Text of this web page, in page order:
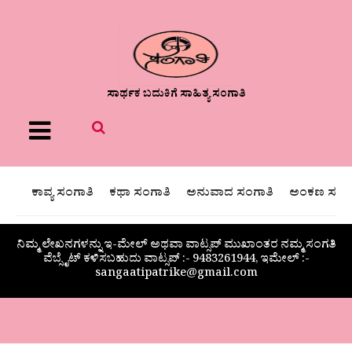
ಸಾರ್ಥಕ ಬದುಕಿಗೆ ಸಾಹಿತ್ಯ ಸಂಗಾತಿ
Menu
ಕಾವ್ಯ ಸಂಗಾತಿ ಕಥಾ ಸಂಗಾತಿ ಅನುವಾದ ಸಂಗಾತಿ ಅಂಕಣ
ನಿಮ್ಮ ಲೇಖನಗಳನ್ನು ಇ-ಮೇಲ್ ಅಥವಾ ವಾಟ್ಸಪ್ ಮುಖಾಂತರ ನಮ್ಮ ಸಂಗತಿ
ವೆಬ್ಸೈಟ್ ಕಳಿಸಬಹುದು ವಾಟ್ಸಪ್‌ :- 9483261944, ಇಮೇಲ್ :-
sangaatipatrike@gmail.com